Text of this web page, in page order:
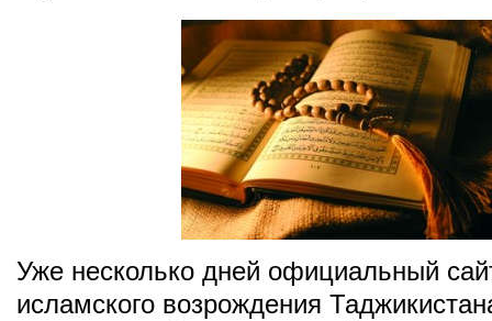
Уже несколько дней официальный
исламского возрождения